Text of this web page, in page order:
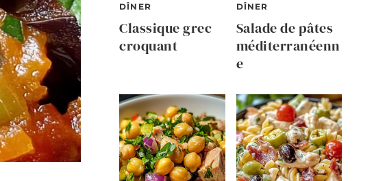
DÎNER
Classique grec
croquant
DÎNER
Salade de pâtes
méditerranéenn
e